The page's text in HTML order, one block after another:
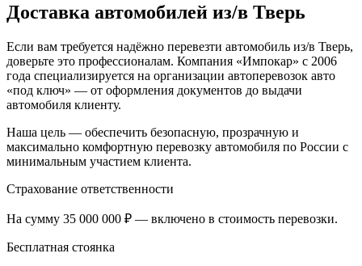
Доставка автомобилей из/в Тверь
Если вам требуется надёжно перевезти автомобиль из/в Тверь,
доверьте это профессионалам. Компания «Импокар» с 2006
года специализируется на организации автоперевозок авто
«под ключ» — от оформления документов до выдачи
автомобиля клиенту.
Наша цель — обеспечить безопасную, прозрачную и
максимально комфортную перевозку автомобиля по России с
минимальным участием клиента.
Страхование ответственности
На сумму 35 000 000 ₽ — включено в стоимость перевозки.
Бесплатная стоянка